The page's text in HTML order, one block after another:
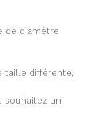
de diamètre
taille différente,
souhaitez un